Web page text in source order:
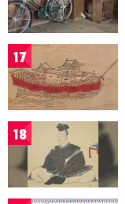
17
18